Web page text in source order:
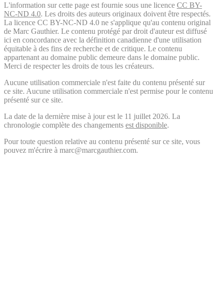
L'information sur cette page est fournie sous une licence CC BY-
NC-ND 4.0. Les droits des auteurs originaux doivent être respectés.
La licence CC BY-NC-ND 4.0 ne s'applique qu'au contenu original
de Marc Gauthier. Le contenu protégé par droit d'auteur est diffusé
ici en concordance avec la définition canadienne d'une utilisation
équitable à des fins de recherche et de critique. Le contenu
appartenant au domaine public demeure dans le domaine public.
Merci de respecter les droits de tous les créateurs.
Aucune utilisation commerciale n'est faite du contenu présenté sur
ce site. Aucune utilisation commerciale n'est permise pour le contenu
présenté sur ce site.
La date de la dernière mise à jour est le 11 juillet 2026. La
chronologie complète des changements est disponible.
Pour toute question relative au contenu présenté sur ce site, vous
pouvez m'écrire à marc@marcgauthier.com.